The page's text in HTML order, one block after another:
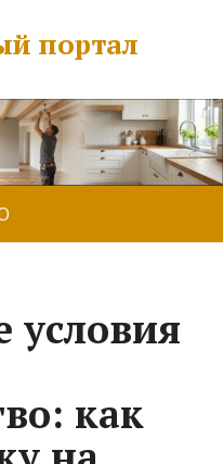
портал
условия
как